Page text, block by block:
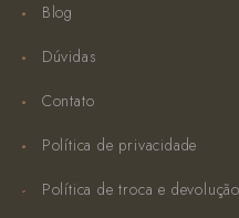
Blog
Dúvidas
Contato
Política de privacidade
Política de troca e devolução